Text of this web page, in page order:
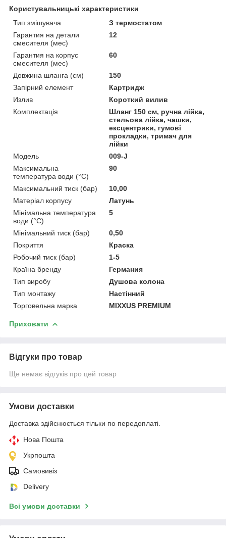
Користувальницькі характеристики
Тип змішувача
З термостатом
Гарантия на детали
смесителя (мес)
12
Гарантия на корпус
смесителя (мес)
60
Довжина шланга (см)
150
Запірний елемент
Картридж
Излив
Короткий вилив
Комплектація
Шланг 150 см, ручна лійка,
стельова лійка, чашки,
ексцентрики, гумові
прокладки, тримач для
лійки
Мoдель
009-J
Максимальна
температура води (°C)
90
Максимальний тиск (бар)
10,00
Матеріал корпусу
Латунь
Мінімальна температура
води (°C)
5
Мінімальний тиск (бар)
0,50
Покриття
Краска
Робочий тиск (бар)
1-5
Країна бренду
Германия
Тип виробу
Душова колона
Тип монтажу
Настінний
Торговельна марка
MIXXUS PREMIUM
Приховати
Відгуки про товар
Ще немає відгуків про цей товар
Умови доставки
Доставка здійснюється тільки по передоплаті.
Нова Пошта
Укрпошта
Самовивіз
Delivery
Всі умови доставки